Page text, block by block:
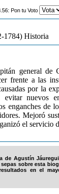
Pon tu Voto
1784) Historia
general de
frente a las
por la
nuevos
enganches de
Mejoró
el servicio
de Agustín
sobre esta
en el